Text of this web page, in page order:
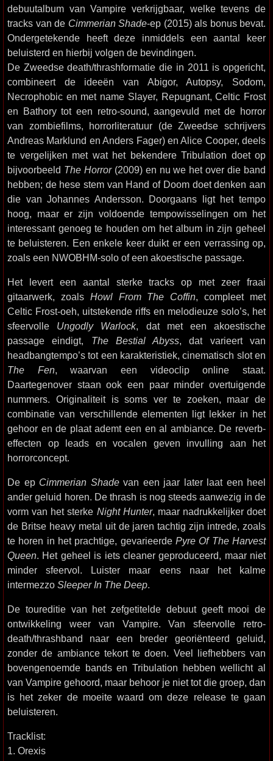
debuutalbum van Vampire verkrijgbaar, welke tevens de
tracks van de Cimmerian Shade-ep (2015) als bonus bevat.
Ondergetekende heeft deze inmiddels een aantal keer
beluisterd en hierbij volgen de bevindingen.
De Zweedse death/thrashformatie die in 2011 is opgericht,
combineert de ideeën van Abigor, Autopsy, Sodom,
Necrophobic en met name Slayer, Repugnant, Celtic Frost
en Bathory tot een retro-sound, aangevuld met de horror
van zombiefilms, horrorliteratuur (de Zweedse schrijvers
Andreas Marklund en Anders Fager) en Alice Cooper, deels
te vergelijken met wat het bekendere Tribulation doet op
bijvoorbeeld The Horror(2009) en nu we het over die band
hebben; de hese stem van Hand of Doom doet denken aan
die van Johannes Andersson. Doorgaans ligt het tempo
hoog, maar er zijn voldoende tempowisselingen om het
interessant genoeg te houden om het album in zijn geheel
te beluisteren. Een enkele keer duikt er een verrassing op,
zoals een NWOBHM-solo of een akoestische passage.
Het levert een aantal sterke tracks op met zeer fraai
gitaarwerk, zoals Howl From The Coffin, compleet met
Celtic Frost-oeh, uitstekende riffs en melodieuze solo’s, het
sfeervolle Ungodly Warlock, dat met een akoestische
passage eindigt, The Bestial Abyss, dat varieert van
headbangtempo’s tot een karakteristiek, cinematisch slot en
The Fen, waarvan een videoclip online staat.
Daartegenover staan ook een paar minder overtuigende
nummers. Originaliteit is soms ver te zoeken, maar de
combinatie van verschillende elementen ligt lekker in het
gehoor en de plaat ademt een en al ambiance. De reverb-
effecten op leads en vocalen geven invulling aan het
horrorconcept.
De ep Cimmerian Shadevan een jaar later laat een heel
ander geluid horen. De thrash is nog steeds aanwezig in de
vorm van het sterke Night Hunter, maar nadrukkelijker doet
de Britse heavy metal uit de jaren tachtig zijn intrede, zoals
te horen in het prachtige, gevarieerde Pyre Of The Harvest
Queen. Het geheel is iets cleaner geproduceerd, maar niet
minder sfeervol. Luister maar eens naar het kalme
intermezzo Sleeper In The Deep.
De toureditie van het zefgetitelde debuut geeft mooi de
ontwikkeling weer van Vampire. Van sfeervolle retro-
death/thrashband naar een breder georiënteerd geluid,
zonder de ambiance tekort te doen. Veel liefhebbers van
bovengenoemde bands en Tribulation hebben wellicht al
van Vampire gehoord, maar behoor je niet tot die groep, dan
is het zeker de moeite waard om deze release te gaan
beluisteren.
Tracklist:
1. Orexis